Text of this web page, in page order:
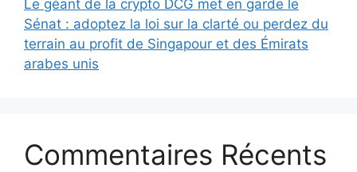
Le géant de la crypto DCG met en garde le
Sénat : adoptez la loi sur la clarté ou perdez du
terrain au profit de Singapour et des Émirats
arabes unis
Commentaires Récents